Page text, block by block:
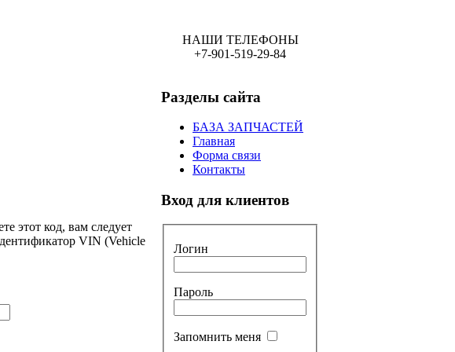
НАШИ ТЕЛЕФОНЫ
+7-901-519-29-84
этот код, вам следует
VIN (Vehicle
Разделы сайта
БАЗА ЗАПЧАСТЕЙ
Главная
Форма связи
Контакты
Вход для клиентов
Логин
Пароль
Запомнить меня